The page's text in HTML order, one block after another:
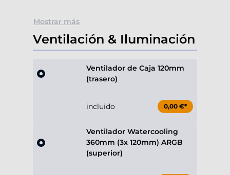
Mostrar más
Ventilación & Iluminación
Ventilador de Caja 120mm
(trasero)
incluido 0,00 €*
Ventilador Watercooling
360mm (3x 120mm) ARGB
(superior)